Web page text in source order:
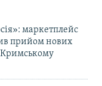
маркетплейс
прийом нових